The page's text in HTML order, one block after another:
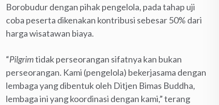
Borobudur dengan pihak pengelola, pada tahap uji
coba peserta dikenakan kontribusi sebesar 50% dari
harga wisatawan biaya.
“Pilgrimtidak perseorangan sifatnya kan bukan
perseorangan. Kami (pengelola) bekerjasama dengan
lembaga yang dibentuk oleh Ditjen Bimas Buddha,
lembaga ini yang koordinasi dengan kami,” terang